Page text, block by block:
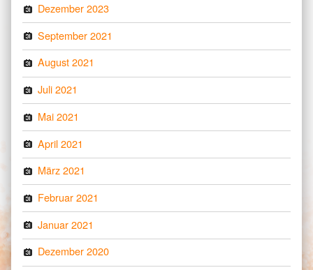
Dezember 2023
September 2021
August 2021
Juli 2021
Mai 2021
April 2021
März 2021
Februar 2021
Januar 2021
Dezember 2020